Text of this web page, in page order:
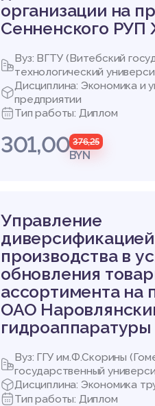
организации на
Сенненского
Вуз: ВГТУ (Витебский
технологический
Дисциплина: Экономика и
предприятии
Тип работы: Диплом
301,00 376,25
BYN
Управление
диверсификацией
производства в
обновления
ассортимента на
ОАО
гидроаппаратуры
Вуз: ГГУ им.Ф.Скорины
государственный
Дисциплина: Экономика
Тип работы: Диплом